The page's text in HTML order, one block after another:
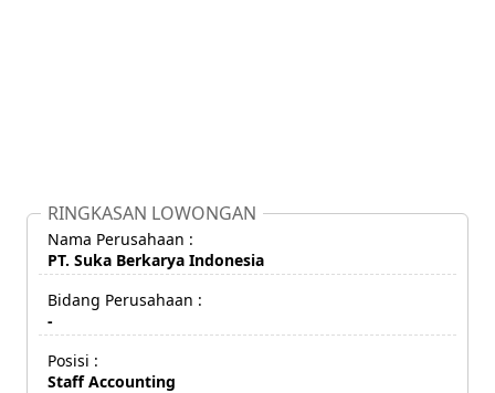
RINGKASAN LOWONGAN
Nama Perusahaan :
PT. Suka Berkarya Indonesia
Bidang Perusahaan :
-
Posisi :
Staff Accounting